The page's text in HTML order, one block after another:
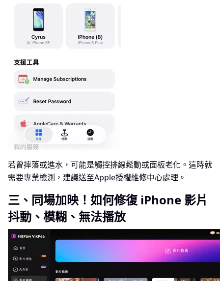
若曾摔落或進水，可能是觸控排線鬆動或面板老化。這時就
需要專業檢測，建議送至Apple授權維修中心處理。
三、同場加映！如何修復 iPhone 影片
抖動、模糊、無法播放